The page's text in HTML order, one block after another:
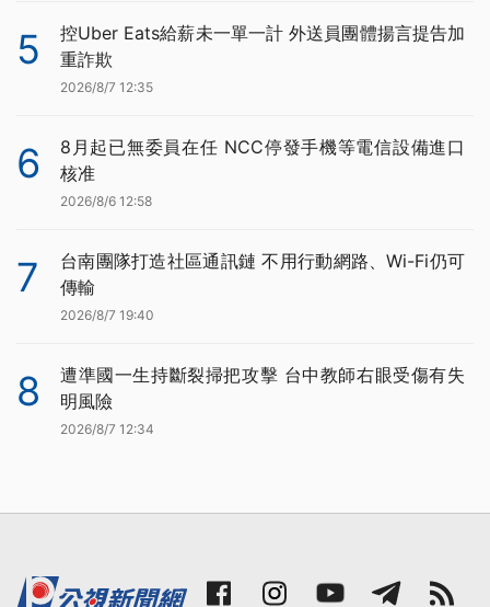
5
控Uber Eats給薪未一單一計 外送員團體揚言提告加
重詐欺
2026/8/7 12:35
6
8月起已無委員在任 NCC停發手機等電信設備進口
核准
2026/8/6 12:58
7
台南團隊打造社區通訊鏈 不用行動網路、Wi-Fi仍可
傳輸
2026/8/7 19:40
8
遭準國一生持斷裂掃把攻擊 台中教師右眼受傷有失
明風險
2026/8/7 12:34